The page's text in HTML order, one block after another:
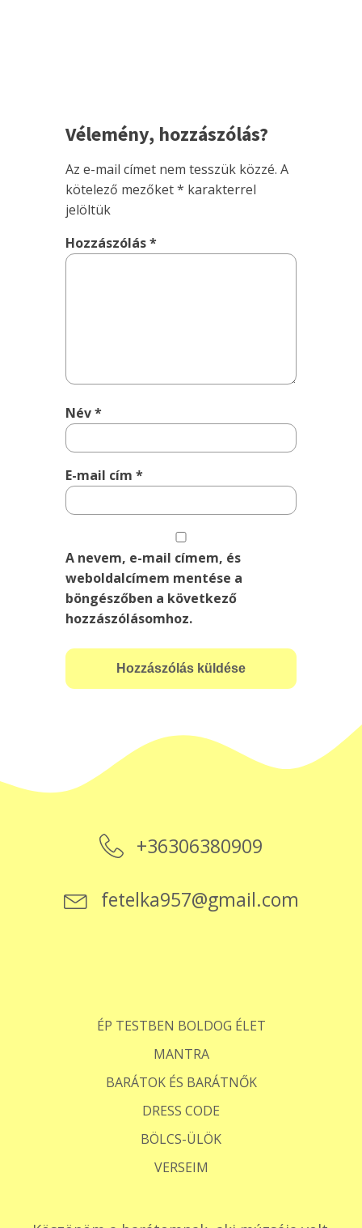
Vélemény, hozzászólás?
Az e-mail címet nem tesszük közzé. A
kötelező mezőket* karakterrel
jelöltük
Hozzászólás*
Név*
E-mail cím*
A nevem, e-mail címem, és
weboldalcímem mentése a
böngészőben a következő
hozzászólásomhoz.
+36306380909
fetelka957@gmail.com
ÉP TESTBEN BOLDOG ÉLET
MANTRA
BARÁTOK ÉS BARÁTNŐK
DRESS CODE
BÖLCS-ÜLÖK
VERSEIM